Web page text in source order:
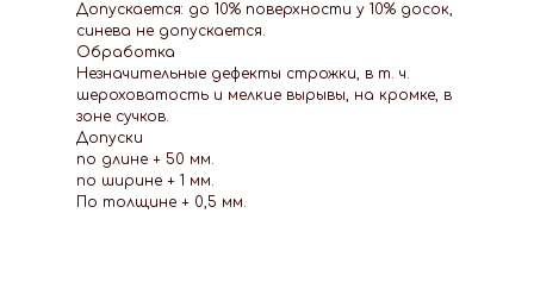
Допускается: до 10% поверхности у 10% досок,
синева не допускается.
Обработка
Незначительные дефекты строжки, в т. ч.
шероховатость и мелкие вырывы, на кромке, в
зоне сучков.
Допуски
по длине + 50 мм.
по ширине + 1 мм.
По толщине + 0,5 мм.